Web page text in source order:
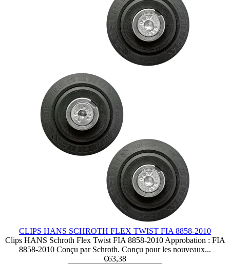
CLIPS HANS SCHROTH FLEX TWIST FIA 8858-2010
Clips HANS Schroth Flex Twist FIA 8858-2010 Approbation : FIA
8858-2010 Conçu par Schroth. Conçu pour les nouveaux...
€63,38